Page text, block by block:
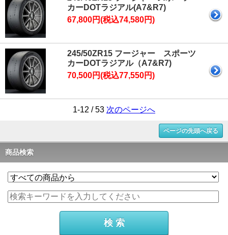
カーDOTラジアル(A7&R7)
67,800円(税込74,580円)
245/50ZR15 フージャー スポーツ
カーDOTラジアル（A7&R7)
70,500円(税込77,550円)
1-12 / 53 次のページへ
ページの先頭へ戻る
商品検索